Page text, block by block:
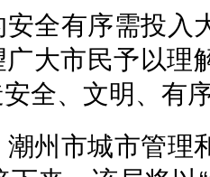
全有序需投入
大市民予以理
全、文明、有
潮州市城市管理